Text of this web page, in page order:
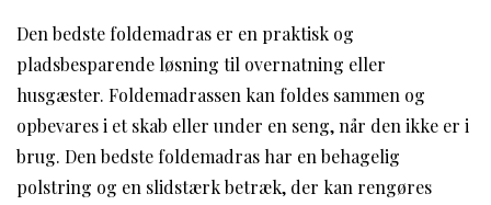
Den bedste foldemadras er en praktisk og
pladsbesparende løsning til overnatning eller
husgæster. Foldemadrassen kan foldes sammen og
opbevares i et skab eller under en seng, når den ikke er i
brug. Den bedste foldemadras har en behagelig
polstring og en slidstærk betræk, der kan rengøres